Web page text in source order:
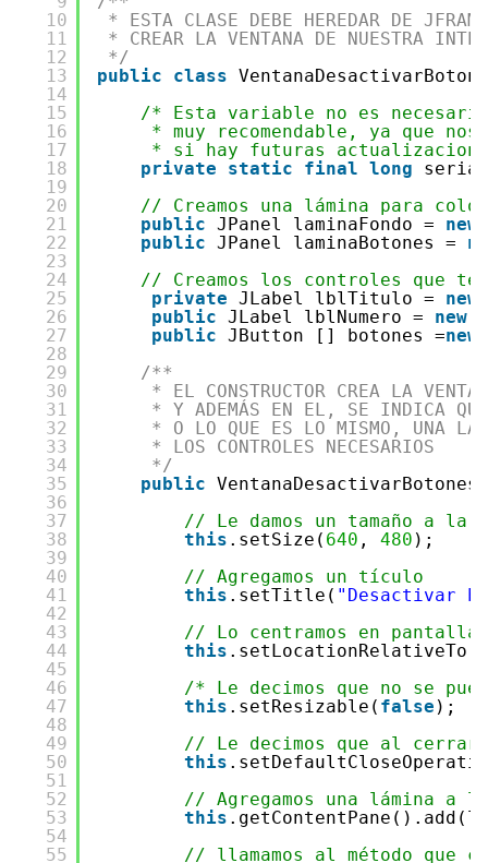
10
11
12
13
14
15
16
17
18
19
20
21
22
23
24
25
26
27
28
29
30
31
32
33
34
35
36
37
38
39
40
41
42
43
44
45
46
47
48
49
50
51
52
53
54
55
* ESTA CLASE DEBE HEREDAR DE
* CREAR LA VENTANA DE NUESTRA
*/
public
class
/* Esta variable no es
* muy recomendable, ya que
* si hay futuras
private
static final long
// Creamos una lámina para
public JPanel laminaFondo = new
public JPanel laminaBotones =
// Creamos los controles que
private JLabel lblTitulo = new
public JLabel lblNumero = new
public JButton [] botones =new
/**
* EL CONSTRUCTOR CREA LA
* Y ADEMÁS EN EL, SE INDICA
* O LO QUE ES LO MISMO, UNA
* LOS CONTROLES NECESARIOS
*/
public
// Le damos un tamaño a la
this .setSize( 640 , 480 );
// Agregamos un tículo
this .setTitle( "Desactivar
// Lo centramos en pantalla
this .setLocationRelativeTo(
/* Le decimos que no se
this .setResizable( false );
// Le decimos que al cerrar
this
// Agregamos una lámina a
this
// llamamos al método que